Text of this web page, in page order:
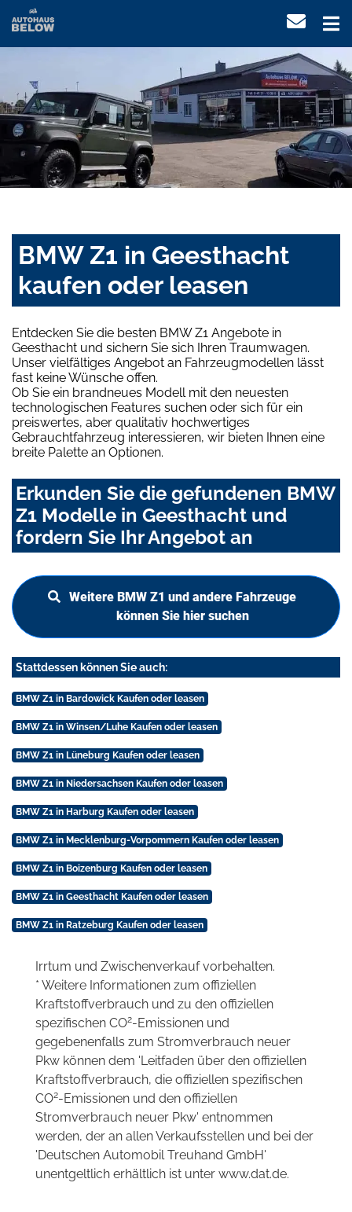
BMW Z1 in Geesthacht
kaufen oder leasen
Entdecken Sie die besten BMW Z1 Angebote in
Geesthacht und sichern Sie sich Ihren Traumwagen.
Unser vielfältiges Angebot an Fahrzeugmodellen lässt
fast keine Wünsche offen.
Ob Sie ein brandneues Modell mit den neuesten
technologischen Features suchen oder sich für ein
preiswertes, aber qualitativ hochwertiges
Gebrauchtfahrzeug interessieren, wir bieten Ihnen eine
breite Palette an Optionen.
Erkunden Sie die gefundenen BMW
Z1 Modelle in Geesthacht und
fordern Sie Ihr Angebot an
Weitere BMW Z1 und andere Fahrzeuge
können Sie hier suchen
Stattdessen können Sie auch:
BMW Z1 in Bardowick Kaufen oder leasen
BMW Z1 in Winsen/Luhe Kaufen oder leasen
BMW Z1 in Lüneburg Kaufen oder leasen
BMW Z1 in Niedersachsen Kaufen oder leasen
BMW Z1 in Harburg Kaufen oder leasen
BMW Z1 in Mecklenburg-Vorpommern Kaufen oder leasen
BMW Z1 in Boizenburg Kaufen oder leasen
BMW Z1 in Geesthacht Kaufen oder leasen
BMW Z1 in Ratzeburg Kaufen oder leasen
Irrtum und Zwischenverkauf vorbehalten.
* Weitere Informationen zum offiziellen
Kraftstoffverbrauch und zu den offiziellen
spezifischen CO2-Emissionen und
gegebenenfalls zum Stromverbrauch neuer
Pkw können dem 'Leitfaden über den offiziellen
Kraftstoffverbrauch, die offiziellen spezifischen
CO2-Emissionen und den offiziellen
Stromverbrauch neuer Pkw' entnommen
werden, der an allen Verkaufsstellen und bei der
'Deutschen Automobil Treuhand GmbH'
unentgeltlich erhältlich ist unter www.dat.de.